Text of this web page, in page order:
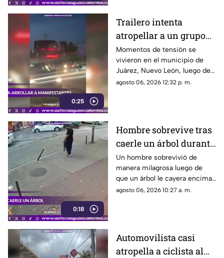
0:25
Trailero intenta
atropellar a un grupo
de personas y choca
varios vehículos
Momentos de tensión se
vivieron en el municipio de
Juárez, Nuevo León, luego de
que un trailero presuntamente
agosto 06, 2026 12:32 p. m.
0:18
Hombre sobrevive tras
caerle un árbol durante
tormenta
Un hombre sobrevivió de
manera milagrosa luego de
que un árbol le cayera encima
durante una fuerte tormenta
agosto 06, 2026 10:27 a. m.
Automovilista casi
atropella a ciclista al